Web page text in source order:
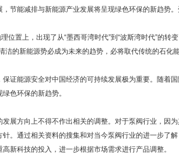
节能减排与新能源产业发展将呈现绿色环保的新趋势
置上，出现了从“墨西哥湾时代”到“波斯湾时代”的转
的新能源势必成为未来的趋势，必将取代传统的石化能
能源安全对中国经济的可持续发展极为重要。随着国
色环保的新趋势。
方向上不得不作出相关的调整。对于泵阀行业，因为
。通过相关资料的搜集和对当今泵阀行业的进一步了
新科技的投入，进一步根据市场需求进行产品调整。